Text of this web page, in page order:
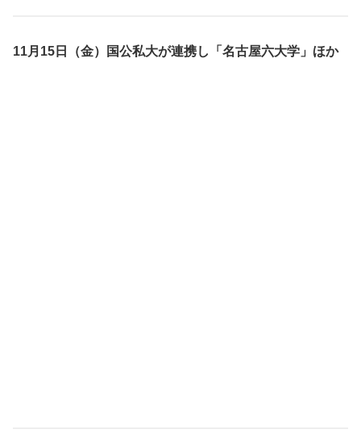
11月15日（金）国公私大が連携し「名古屋六大学」ほか